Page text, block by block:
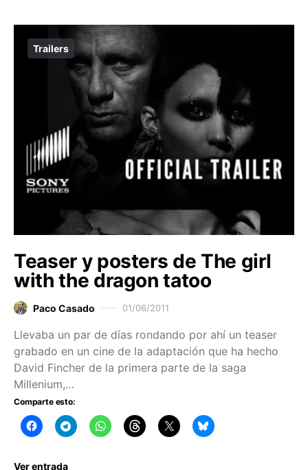
Trailers
Teaser y posters de The girl
with the dragon tatoo
Paco Casado 01/06/2011
Llevaba un par de días rondando por ahí un teaser
grabado en un cine de la adaptación que ha hecho
David Fincher de la primera parte de la saga
Millenium,…
Comparte esto:
Ver entrada